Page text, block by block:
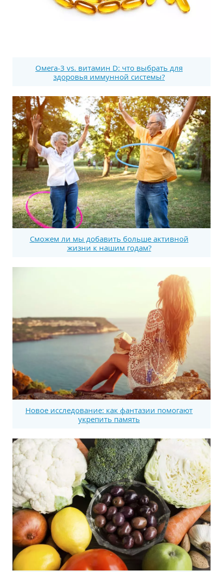
Омега-3 vs. витамин D: что выбрать для
здоровья иммунной системы?
Сможем ли мы добавить больше активной
жизни к нашим годам?
Новое исследование: как фантазии помогают
укрепить память